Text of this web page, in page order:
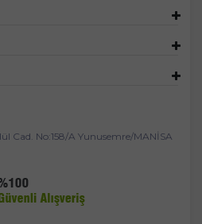
Cad. No:158/A Yunusemre/MANİSA